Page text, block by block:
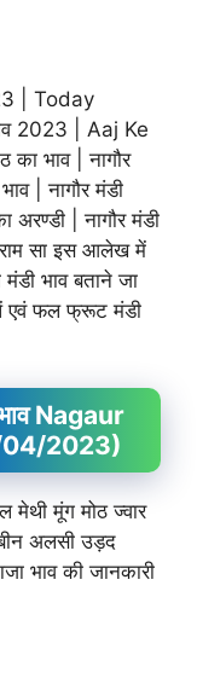
| Today
2023 | Aaj Ke
भाव | नागौर
| नागौर मंडी
| नागौर मंडी
राम सा इस आलेख में
भाव बताने जा
एवं फल फ्रूट मंडी
Nagaur
04/2023)
मूंग मोठ ज्वार
अलसी उड़द
भाव की जानकारी